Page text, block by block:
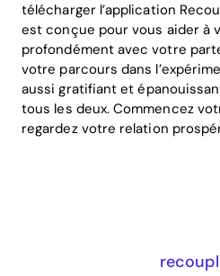
télécharger l’application
est conçue pour vous aider à
profondément avec votre
votre parcours dans
aussi gratifiant et
tous les deux. Commencez
regardez votre relation